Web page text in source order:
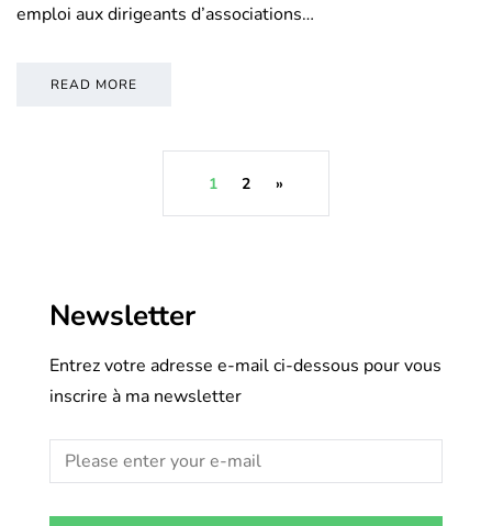
emploi aux dirigeants d’associations…
READ MORE
1 2 »
Newsletter
Entrez votre adresse e-mail ci-dessous pour vous
inscrire à ma newsletter